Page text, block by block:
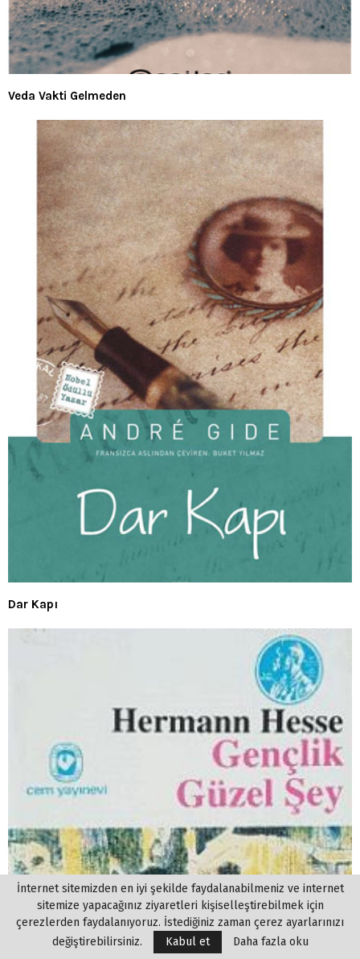
Veda Vakti Gelmeden
Dar Kapı
İnternet sitemizden en iyi şekilde faydalanabilmeniz ve internet
sitemize yapacağınız ziyaretleri kişiselleştirebilmek için
çerezlerden faydalanıyoruz. İstediğiniz zaman çerez ayarlarınızı
değiştirebilirsiniz.
Kabul et Daha fazla oku